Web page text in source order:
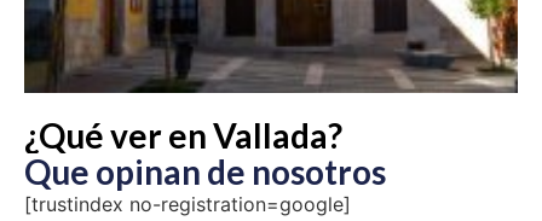
¿Qué ver en Vallada?
Que opinan de nosotros
[trustindex no-registration=google]